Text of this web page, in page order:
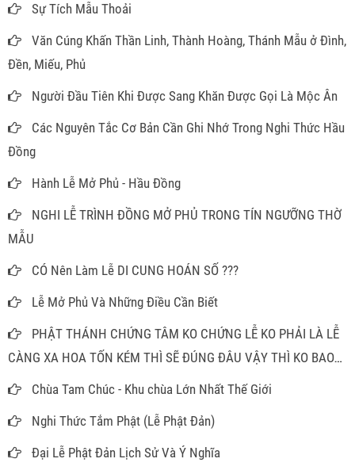
Sự Tích Mẫu Thoải
Văn Cúng Khấn Thần Linh, Thành Hoàng, Thánh Mẫu ở Đình,
Đền, Miếu, Phủ
Người Đầu Tiên Khi Được Sang Khăn Được Gọi Là Mộc Ân
Các Nguyên Tắc Cơ Bản Cần Ghi Nhớ Trong Nghi Thức Hầu
Đồng
Hành Lễ Mở Phủ - Hầu Đồng
NGHI LỄ TRÌNH ĐỒNG MỞ PHỦ TRONG TÍN NGƯỠNG THỜ
MẪU
CÓ Nên Làm Lễ DI CUNG HOÁN SỐ ???
Lễ Mở Phủ Và Những Điều Cần Biết
PHẬT THÁNH CHỨNG TÂM KO CHỨNG LỄ KO PHẢI LÀ LỄ
CÀNG XA HOA TỐN KÉM THÌ SẼ ĐÚNG ĐÂU VẬY THÌ KO BAO
GIỜ PHẢI MÂM CAO CỖ ĐẦY ĐỂ LÀM GÌ
Chùa Tam Chúc - Khu chùa Lớn Nhất Thế Giới
Nghi Thức Tắm Phật (Lễ Phật Đản)
Đại Lễ Phật Đản Lịch Sử Và Ý Nghĩa